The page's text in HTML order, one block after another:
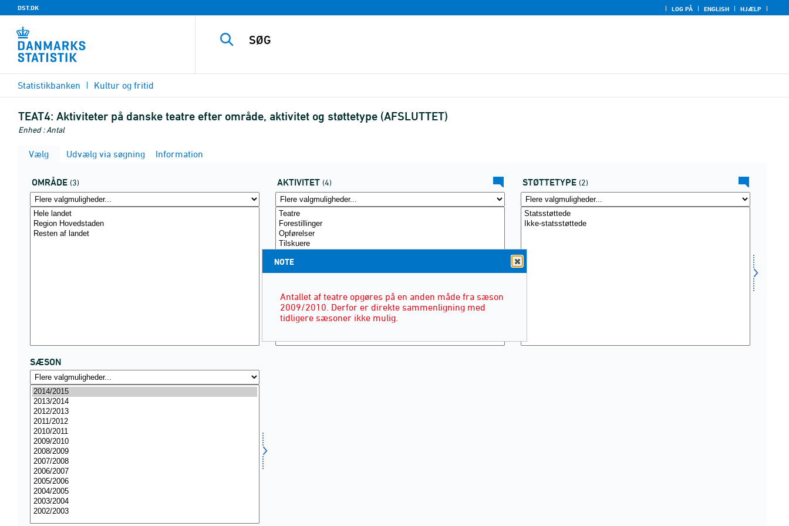
DST.DK LOG PÅ ENGLISH HJÆLP
Statistikbanken Kultur og fritid
TEAT4: Aktiviteter på danske teatre efter område, aktivitet og støttetype (AFSLUTTET)
Enhed : Antal
Vælg Udvælg via søgning Information
OMRÅDE (3) AKTIVITET (4) STØTTETYPE (2)
SÆSON
NOTE
Antallet af teatre opgøres på en anden måde fra sæson
2009/2010. Derfor er direkte sammenligning med
tidligere sæsoner ikke mulig.